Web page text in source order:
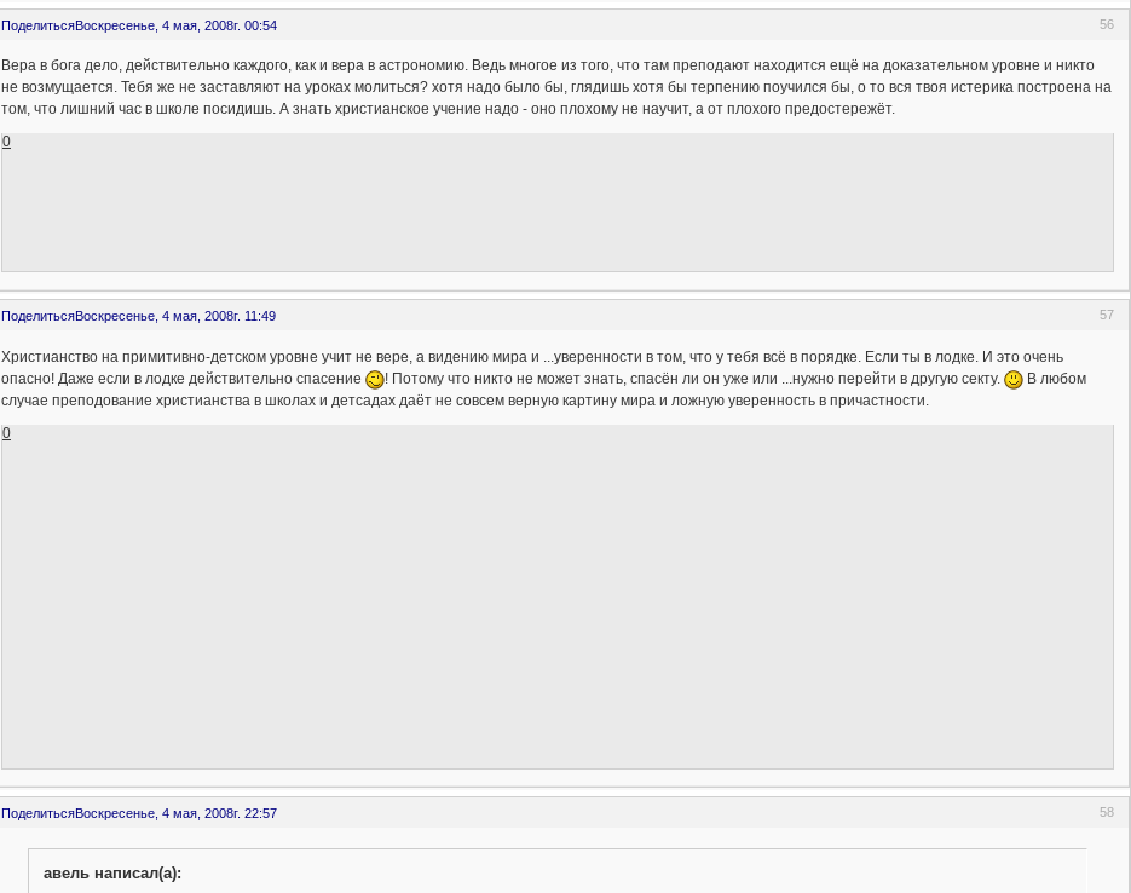
Поделиться 56
Воскресенье, 4 мая, 2008г. 00:54
Вера в бога дело, действительно каждого, как и вера в астрономию. Ведь многое из того, что там преподают находится ещё на доказательном уровне и никто
не возмущается. Тебя же не заставляют на уроках молиться? хотя надо было бы, глядишь хотя бы терпению поучился бы, о то вся твоя истерика построена на
том, что лишний час в школе посидишь. А знать христианское учение надо - оно плохому не научит, а от плохого предостережёт.
0
Поделиться 57
Воскресенье, 4 мая, 2008г. 11:49
Христианство на примитивно-детском уровне учит не вере, а видению мира и ...уверенности в том, что у тебя всё в порядке. Если ты в лодке. И это очень
опасно! Даже если в лодке действительно спасение
! Потому что никто не может знать, спасён ли он уже или ...нужно перейти в другую секту.
В любом
случае преподование христианства в школах и детсадах даёт не совсем верную картину мира и ложную уверенность в причастности.
0
Поделиться 58
Воскресенье, 4 мая, 2008г. 22:57
авель написал(а):